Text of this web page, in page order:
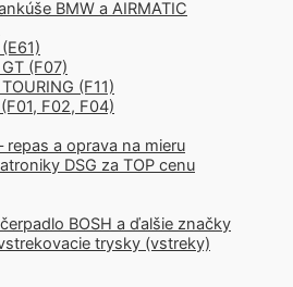
BMW a AIRMATIC
(F07)
(F11)
F02, F04)
repas a oprava na mieru
DSG za TOP cenu
BOSH a ďalšie značky
trysky (vstreky)